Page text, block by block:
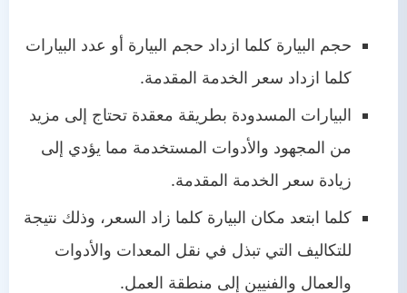
حجم البيارة كلما ازداد حجم البيارة أو عدد البيارات
كلما ازداد سعر الخدمة المقدمة.
البيارات المسدودة بطريقة معقدة تحتاج إلى مزيد
من المجهود والأدوات المستخدمة مما يؤدي إلى
زيادة سعر الخدمة المقدمة.
كلما ابتعد مكان البيارة كلما زاد السعر، وذلك نتيجة
للتكاليف التي تبذل في نقل المعدات والأدوات
والعمال والفنيين إلى منطقة العمل.